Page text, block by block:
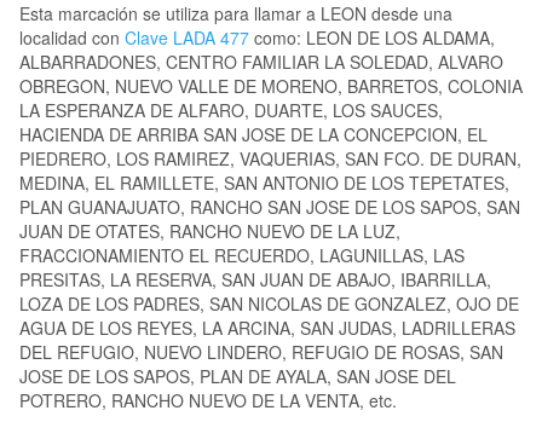
Esta marcación se utiliza para llamar a LEON desde una
localidad con Clave LADA 477 como: LEON DE LOS ALDAMA,
ALBARRADONES, CENTRO FAMILIAR LA SOLEDAD, ALVARO
OBREGON, NUEVO VALLE DE MORENO, BARRETOS, COLONIA
LA ESPERANZA DE ALFARO, DUARTE, LOS SAUCES,
HACIENDA DE ARRIBA SAN JOSE DE LA CONCEPCION, EL
PIEDRERO, LOS RAMIREZ, VAQUERIAS, SAN FCO. DE DURAN,
MEDINA, EL RAMILLETE, SAN ANTONIO DE LOS TEPETATES,
PLAN GUANAJUATO, RANCHO SAN JOSE DE LOS SAPOS, SAN
JUAN DE OTATES, RANCHO NUEVO DE LA LUZ,
FRACCIONAMIENTO EL RECUERDO, LAGUNILLAS, LAS
PRESITAS, LA RESERVA, SAN JUAN DE ABAJO, IBARRILLA,
LOZA DE LOS PADRES, SAN NICOLAS DE GONZALEZ, OJO DE
AGUA DE LOS REYES, LA ARCINA, SAN JUDAS, LADRILLERAS
DEL REFUGIO, NUEVO LINDERO, REFUGIO DE ROSAS, SAN
JOSE DE LOS SAPOS, PLAN DE AYALA, SAN JOSE DEL
POTRERO, RANCHO NUEVO DE LA VENTA, etc.